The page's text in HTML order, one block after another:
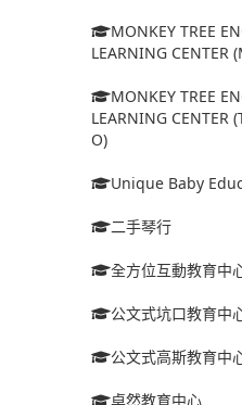
MONKEY TREE
LEARNING CENTER
MONKEY TREE
LEARNING CENTER
O)
Unique Baby
二手琴行
全方位互動教育中
公文式坑口教育中
公文式高斯教育中
卓然教育中心